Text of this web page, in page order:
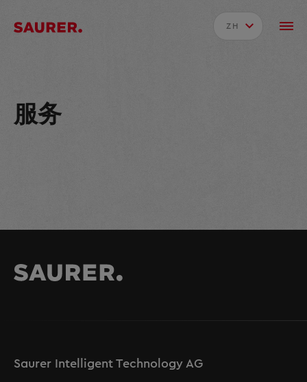
ZH
服务
Saurer Intelligent Technology AG